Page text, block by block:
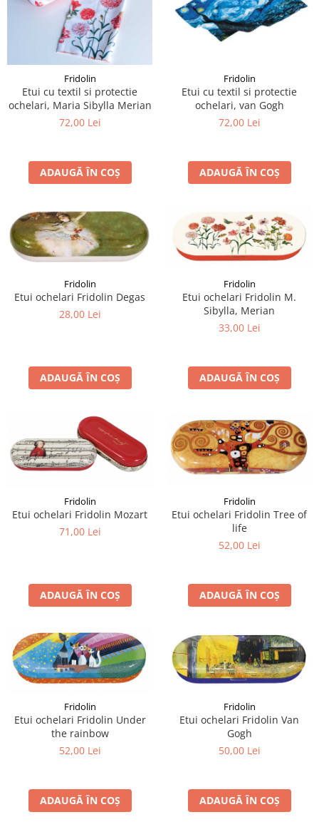
Fridolin
Etui cu textil si protectie
ochelari, Maria Sibylla Merian
72,00 Lei
ADAUGĂ ÎN COȘ
Fridolin
Etui cu textil si protectie
ochelari, van Gogh
72,00 Lei
ADAUGĂ ÎN COȘ
Fridolin
Etui ochelari Fridolin Degas
28,00 Lei
ADAUGĂ ÎN COȘ
Fridolin
Etui ochelari Fridolin M.
Sibylla, Merian
33,00 Lei
ADAUGĂ ÎN COȘ
Fridolin
Etui ochelari Fridolin Mozart
71,00 Lei
ADAUGĂ ÎN COȘ
Fridolin
Etui ochelari Fridolin Tree of
life
52,00 Lei
ADAUGĂ ÎN COȘ
Fridolin
Etui ochelari Fridolin Under
the rainbow
52,00 Lei
ADAUGĂ ÎN COȘ
Fridolin
Etui ochelari Fridolin Van
Gogh
50,00 Lei
ADAUGĂ ÎN COȘ